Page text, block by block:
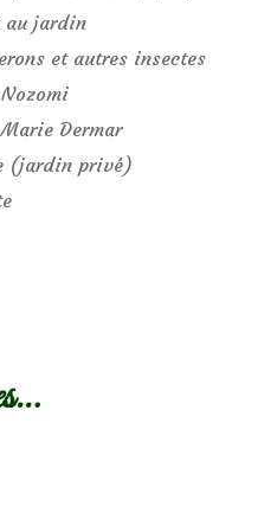
au jardin
et autres insectes
Dermar
(jardin privé)